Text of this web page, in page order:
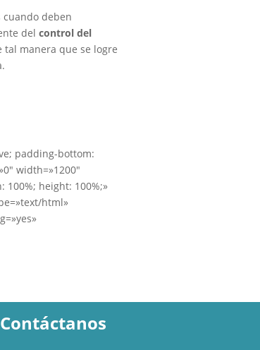
cuando deben
del control del
tal manera que se logre
padding-bottom:
width=»1200″
100%; height: 100%;»
html»
Contáctanos